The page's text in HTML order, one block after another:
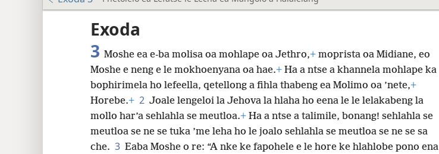
Exoda
3 Moshe ea e-ba molisa oa mohlape oa Jethro,+ moprista oa Midiane, eo
Moshe e neng e le mokhoenyana oa hae.+ Ha a ntse a khannela mohlape ka
bophirimela ho lefeella, qetellong a fihla thabeng ea Molimo oa ’nete,+
Horebe.+ 2 Joale lengeloi la Jehova la hlaha ho eena le le lelakabeng la
mollo har’a sehlahla se meutloa.+ Ha a ntse a talimile, bonang! sehlahla se
meutloa se ne se tuka ’me leha ho le joalo sehlahla se meutloa se ne se sa
che. 3 Eaba Moshe o re: “A nke ke fapohele e le hore ke hlahlobe pono ena